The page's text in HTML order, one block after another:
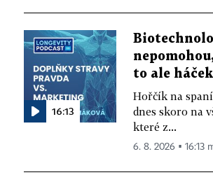
16:13
to ale háček
Hořčík na
dnes skoro na
které z...
6. 8. 2026 ▪ 16:13